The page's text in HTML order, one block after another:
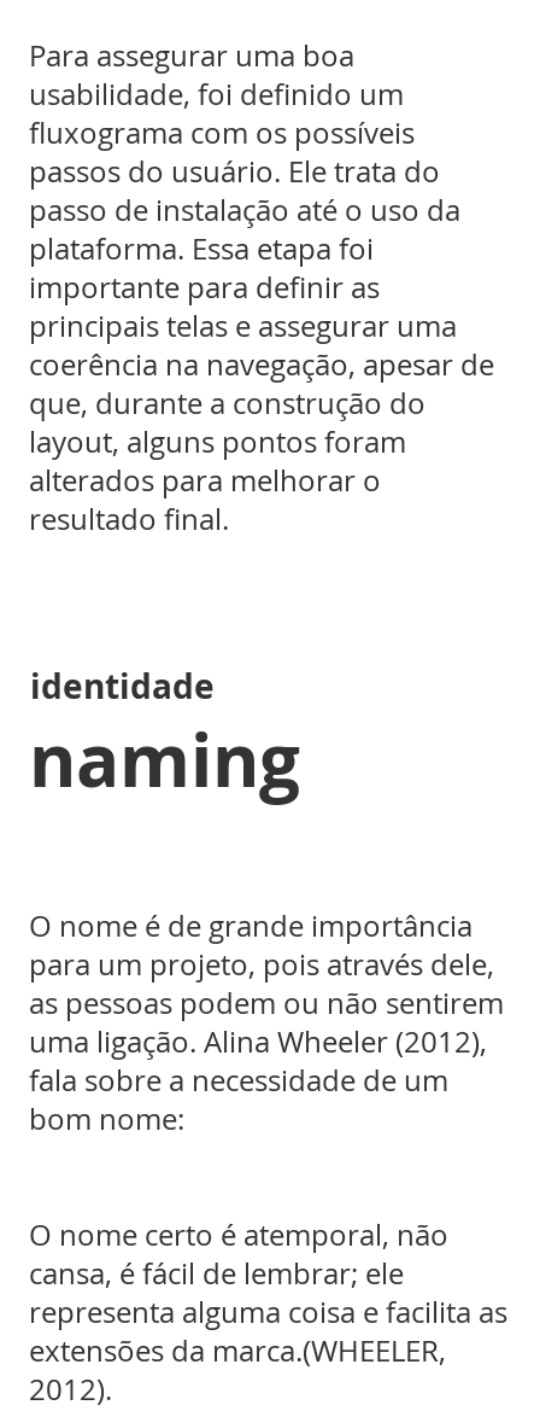
Para assegurar uma boa
usabilidade, foi definido um
fluxograma com os possíveis
passos do usuário. Ele trata do
passo de instalação até o uso da
plataforma. Essa etapa foi
importante para definir as
principais telas e assegurar uma
coerência na navegação, apesar de
que, durante a construção do
layout, alguns pontos foram
alterados para melhorar o
resultado final.
identidade
naming
O nome é de grande importância
para um projeto, pois através dele,
as pessoas podem ou não sentirem
uma ligação. Alina Wheeler (2012),
fala sobre a necessidade de um
bom nome:
O nome certo é atemporal, não
cansa, é fácil de lembrar; ele
representa alguma coisa e facilita as
extensões da marca.(WHEELER,
2012).